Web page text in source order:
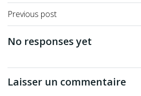
Previous post
No responses yet
Laisser un commentaire